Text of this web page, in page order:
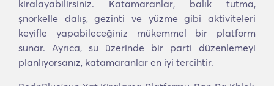
kiralayabilirsiniz. Katamaranlar, balık tutma,
şnorkelle dalış, gezinti ve yüzme gibi aktiviteleri
keyifle yapabileceğiniz mükemmel bir platform
sunar. Ayrıca, su üzerinde bir parti düzenlemeyi
planlıyorsanız, katamaranlar en iyi tercihtir.